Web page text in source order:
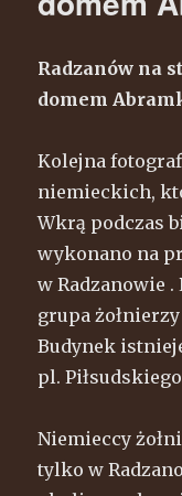
Radzanów na
domem
Kolejna
niemieckich,
Wkrą podczas
wykonano na
w Radzanowie
grupa
Budynek
pl.
Niemieccy
tylko w